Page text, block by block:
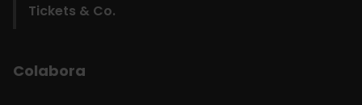
Tickets & Co.
Colabora